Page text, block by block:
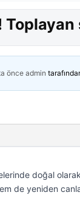
önce admin
doğal
de yeniden